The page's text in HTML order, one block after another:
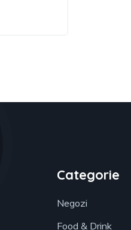
Categorie
Negozi
Food & Drink